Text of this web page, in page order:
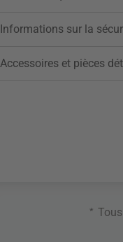
Informations sur la
Accessoires et pièces
*